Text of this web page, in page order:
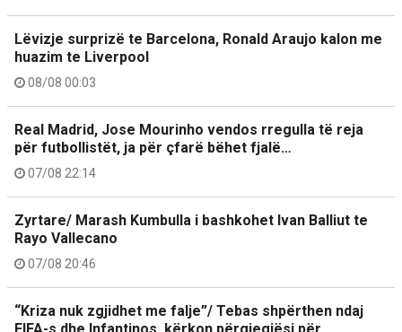
Lëvizje surprizë te Barcelona, Ronald Araujo kalon me
huazim te Liverpool
08/08 00:03
Real Madrid, Jose Mourinho vendos rregulla të reja
për futbollistët, ja për çfarë bëhet fjalë…
07/08 22:14
Zyrtare/ Marash Kumbulla i bashkohet Ivan Balliut te
Rayo Vallecano
07/08 20:46
“Kriza nuk zgjidhet me falje”/ Tebas shpërthen ndaj